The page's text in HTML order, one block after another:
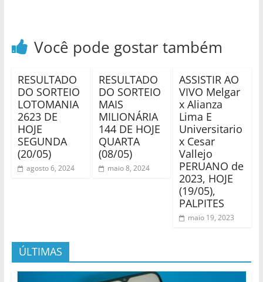
Você pode gostar também
RESULTADO
DO SORTEIO
LOTOMANIA
2623 DE
HOJE
SEGUNDA
(20/05)
agosto 6, 2024
RESULTADO
DO SORTEIO
MAIS
MILIONÁRIA
144 DE HOJE
QUARTA
(08/05)
maio 8, 2024
ASSISTIR AO
VIVO Melgar
x Alianza
Lima E
Universitario
x Cesar
Vallejo
PERUANO de
2023, HOJE
(19/05),
PALPITES
maio 19, 2023
ÚLTIMAS